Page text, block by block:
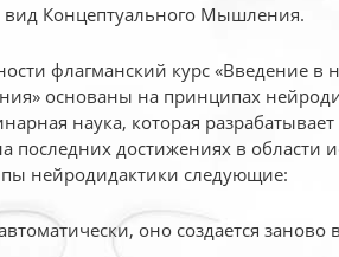
Концептуального Мышления.
флагманский курс «Введение в
основаны на принципах
наука, которая
последних достижениях в области
нейродидактики следующие:
оно создается заново